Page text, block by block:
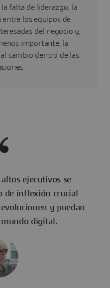
falta de liderazgo, la
los equipos de
del negocio y,
importante, la
cambio dentro de las
ejecutivos se
de inflexión crucial
y puedan
digital.